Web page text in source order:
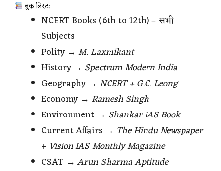
बुक लिस्ट:
NCERT Books (6th to 12th) – सभी
Subjects
Polity →M. Laxmikant
History → Spectrum Modern India
Geography →NCERT + G.C. Leong
Economy →Ramesh Singh
Environment → Shankar IAS Book
Current Affairs → The Hindu Newspaper
+ Vision IAS Monthly Magazine
CSAT →Arun Sharma Aptitude